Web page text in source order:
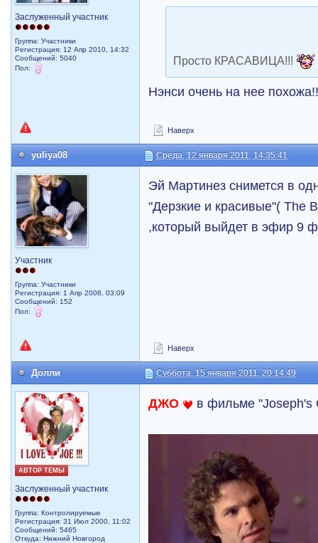
Заслуженный участник
Группа: Участники
Регистрация: 12 Апр 2010, 14:32
Сообщений: 5040
Пол:
Просто КРАСАВИЦА!!!
Нэнси очень на нее
Наверх
yuliya08 Среда, 12 января 2011, 14:35:41
Участник
Группа: Участники
Регистрация: 1 Апр 2008, 03:09
Сообщений: 152
Пол:
Эй Мартинез снимется в
"Дерзкие и красивые"( The
,который выйдет в эфир 9
Наверх
Долли Суббота, 15 января 2011, 20:14:49
АВТОР ТЕМЫ
Заслуженный участник
Группа: Контролируемые
Регистрация: 31 Июл 2000, 11:02
Сообщений: 5465
Откуда: Нижний Новгород
ДЖО в фильме "Joseph's